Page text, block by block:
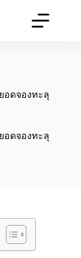
อดจองทะลุ
อดจองทะลุ